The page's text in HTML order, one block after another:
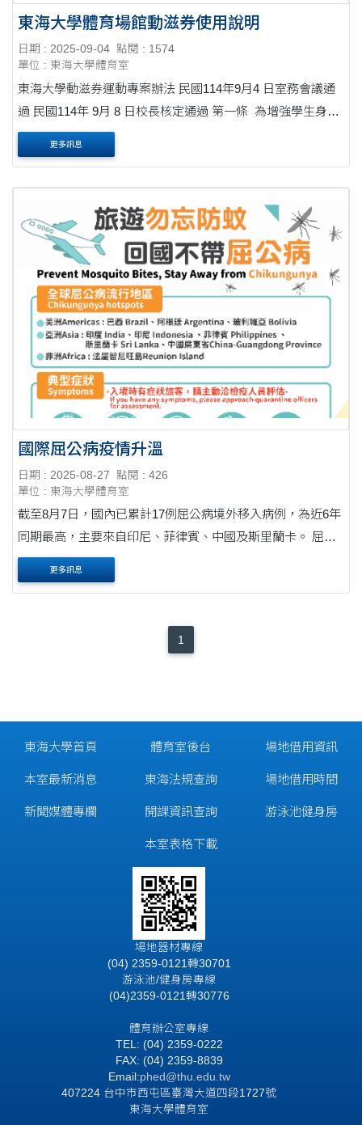
東海大學體育場館動滋券使用說明
日期 : 2025-09-04 點閱 : 1574
單位 : 東海大學體育室
東海大學動滋券運動專案辦法 民國114年9月4 日室務會議通
過 民國114年 9月 8 日校長核定通過 第一條 為增強學生身體
健康，鼓勵多運動強化體能，並活化本校場館使用率，增加
收入財源，特訂定本辦法。 ....
更多訊息
國際屈公病疫情升溫
日期 : 2025-08-27
點閱 : 426
單位 : 東海大學體育室
截至8月7日，國內已累計17例屈公病境外移入病例，為近6年
同期最高，主要來自印尼、菲律賓、中國及斯里蘭卡。 屈公
病初期症狀與登革熱相似，包括發燒、關節疼痛、頭痛、嘔
吐、疲倦及皮疹，惟關節疼痛可能持續數週....
更多訊息
1
東海大學首頁
本室最新消息
新聞媒體專欄
體育室後台
東海法規查詢
開課資訊查詢
本室表格下載
場地借用資訊
場地借用時間
游泳池健身房
場地器材專線
(04) 2359-0121轉30701
游泳池/健身房專線
(04)2359-0121轉30776
體育辦公室專線
TEL: (04) 2359-0222
FAX: (04) 2359-8839
Email:phed@thu.edu.tw
407224 台中市西屯區臺灣大道四段1727號
東海大學體育室